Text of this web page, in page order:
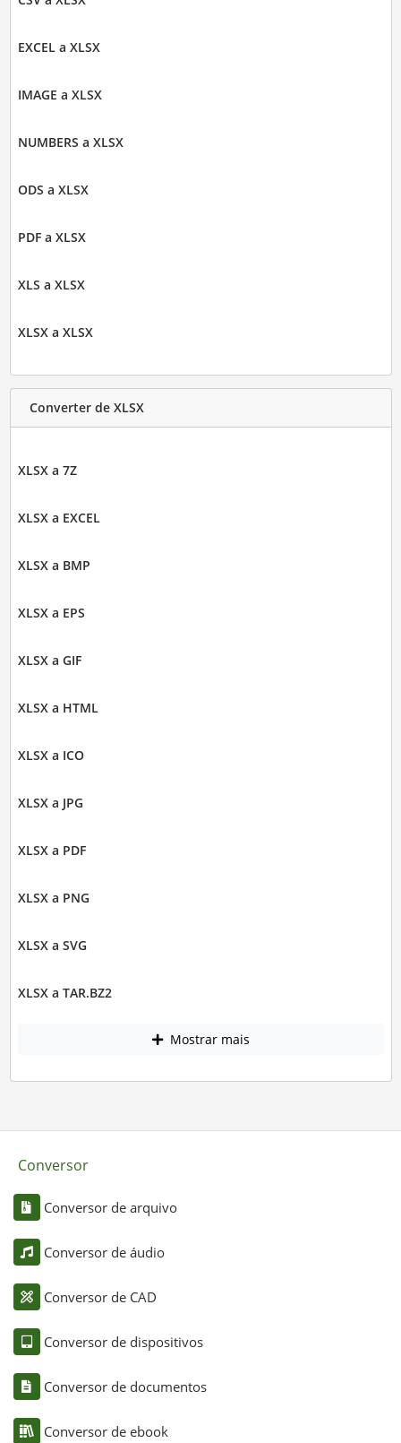
EXCEL a XLSX
IMAGE a XLSX
NUMBERS a XLSX
ODS a XLSX
PDF a XLSX
XLS a XLSX
XLSX a XLSX
Converter de XLSX
XLSX a 7Z
XLSX a EXCEL
XLSX a BMP
XLSX a EPS
XLSX a GIF
XLSX a HTML
XLSX a ICO
XLSX a JPG
XLSX a PDF
XLSX a PNG
XLSX a SVG
XLSX a TAR.BZ2
Mostrar mais
Conversor
Conversor de arquivo
Conversor de áudio
Conversor de CAD
Conversor de dispositivos
Conversor de documentos
Conversor de ebook